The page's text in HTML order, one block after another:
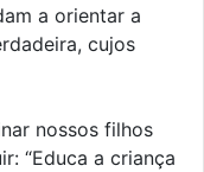
a orientar a
cujos
nossos filhos
“Educa a criança